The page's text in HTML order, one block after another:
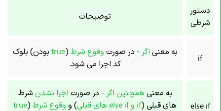
دستور
شرطی
توضیحات
if
به معنی اگر- در صورت وقوع شرط(
true بودن) بلوک
کد اجرا می شود.
else if
به معنی همچنین اگر- در صورت اجرا نشدن شرط
های قبلی (if و else if های قبلی ) و وقوع شرط(
true